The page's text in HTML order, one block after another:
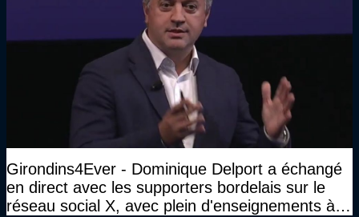
Girondins4Ever - Dominique Delport a échangé
en direct avec les supporters bordelais sur le
réseau social X, avec plein d'enseignements à la